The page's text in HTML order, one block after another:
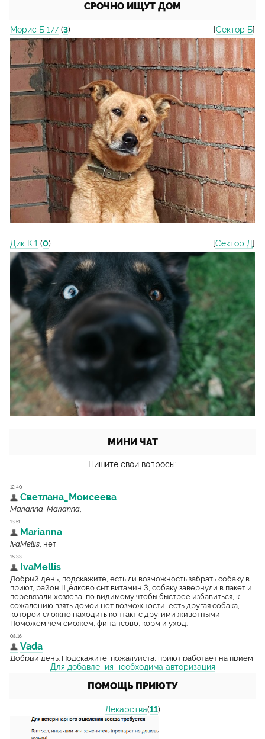
СРОЧНО ИЩУТ ДОМ
Морис Б 177 (3) [Сектор Б]
Дик К 1 (0) [Сектор Д]
МИНИ ЧАТ
Пишите свои вопросы:
Для добавления необходима авторизация
ПОМОЩЬ ПРИЮТУ
Лекарства(11)